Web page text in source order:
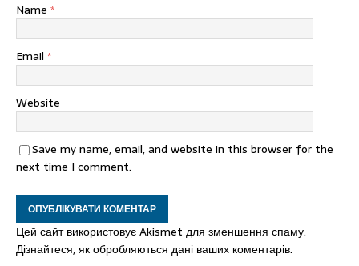
Name *
Email *
Website
Save my name, email, and website in this browser for the
next time I comment.
Цей сайт використовує Akismet для зменшення спаму.
Дізнайтеся, як обробляються дані ваших коментарів.